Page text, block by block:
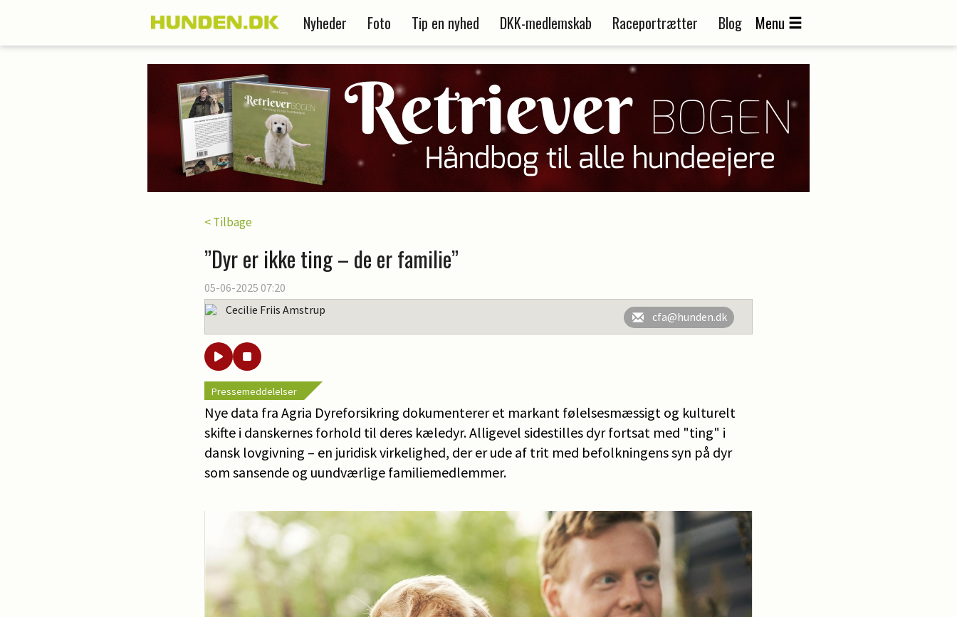
Nyheder Foto Tip en nyhed DKK-medlemskab Raceportrætter Blog Menu
< Tilbage
”Dyr er ikke ting – de er familie”
05-06-2025 07:20
Cecilie Friis Amstrup
cfa@hunden.dk
Pressemeddelelser
Nye data fra Agria Dyreforsikring dokumenterer et markant følelsesmæssigt og kulturelt
skifte i danskernes forhold til deres kæledyr. Alligevel sidestilles dyr fortsat med "ting" i
dansk lovgivning – en juridisk virkelighed, der er ude af trit med befolkningens syn på dyr
som sansende og uundværlige familiemedlemmer.